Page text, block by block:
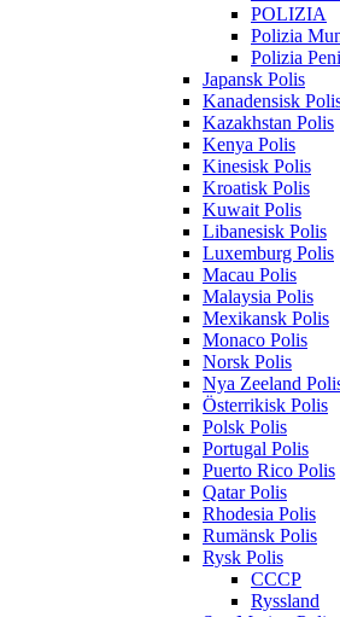
POLIZIA
Polizia
Polizia
Japansk Polis
Kanadensisk
Kazakhstan Polis
Kenya Polis
Kinesisk Polis
Kroatisk Polis
Kuwait Polis
Libanesisk Polis
Luxemburg Polis
Macau Polis
Malaysia Polis
Mexikansk Polis
Monaco Polis
Norsk Polis
Nya Zeeland
Österrikisk Polis
Polsk Polis
Portugal Polis
Puerto Rico Polis
Qatar Polis
Rhodesia Polis
Rumänsk Polis
Rysk Polis
CCCP
Ryssland